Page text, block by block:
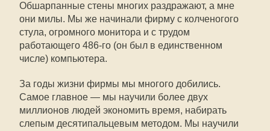
Обшарпанные стены многих раздражают, а мне
они милы. Мы же начинали фирму с колченогого
стула, огромного монитора и с трудом
работающего 486-го (он был в единственном
числе) компьютера.
За годы жизни фирмы мы многого добились.
Самое главное — мы научили более двух
миллионов людей экономить время, набирать
слепым десятипальцевым методом. Мы научили